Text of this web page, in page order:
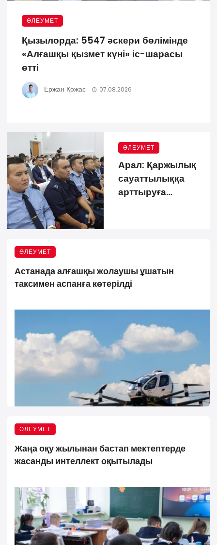
ӘЛЕУМЕТ
Қызылорда: 5547 әскери бөлімінде
«Алғашқы қызмет күні» іс-шарасы
өтті
Ержан Қожас 07.08.2026
ӘЛЕУМЕТ
Арал: Қаржылық
сауаттылыққа
арттыруға
ӘЛЕУМЕТ
Астанада алғашқы жолаушы ұшатын
таксимен аспанға көтерілді
ӘЛЕУМЕТ
Жаңа оқу жылынан бастап мектептерде
жасанды интеллект оқытылады